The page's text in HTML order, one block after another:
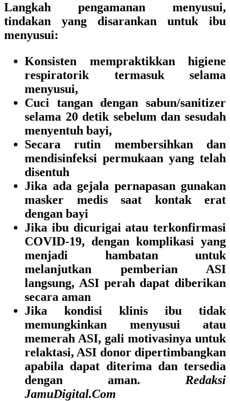
Langkah pengamanan menyusui,
tindakan yang disarankan untuk ibu
menyusui:
Konsisten mempraktikkan higiene
respiratorik termasuk selama
menyusui,
Cuci tangan dengan sabun/sanitizer
selama 20 detik sebelum dan sesudah
menyentuh bayi,
Secara rutin membersihkan dan
mendisinfeksi permukaan yang telah
disentuh
Jika ada gejala pernapasan gunakan
masker medis saat kontak erat
dengan bayi
Jika ibu dicurigai atau terkonfirmasi
COVID-19, dengan komplikasi yang
menjadi hambatan untuk
melanjutkan pemberian ASI
langsung, ASI perah dapat diberikan
secara aman
Jika kondisi klinis ibu tidak
memungkinkan menyusui atau
memerah ASI, gali motivasinya untuk
relaktasi, ASI donor dipertimbangkan
apabila dapat diterima dan tersedia
dengan aman. Redaksi
JamuDigital.Com